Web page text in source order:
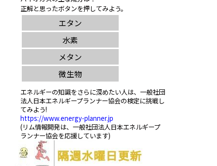
正解と思ったボタンを押してみよう。
エネルギーの知識をさらに深めたい人は、一般社団
法人日本エネルギープランナー協会の検定に挑戦し
てみよう!
https://www.energy-planner.jp
(リム情報開発は、一般社団法人日本エネルギープ
ランナー協会を応援しています)